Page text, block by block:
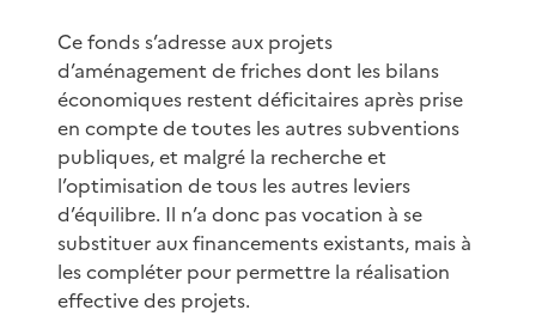
Ce fonds s’adresse aux projets
d’aménagement de friches dont les bilans
économiques restent déficitaires après prise
en compte de toutes les autres subventions
publiques, et malgré la recherche et
l’optimisation de tous les autres leviers
d’équilibre. Il n’a donc pas vocation à se
substituer aux financements existants, mais à
les compléter pour permettre la réalisation
effective des projets.